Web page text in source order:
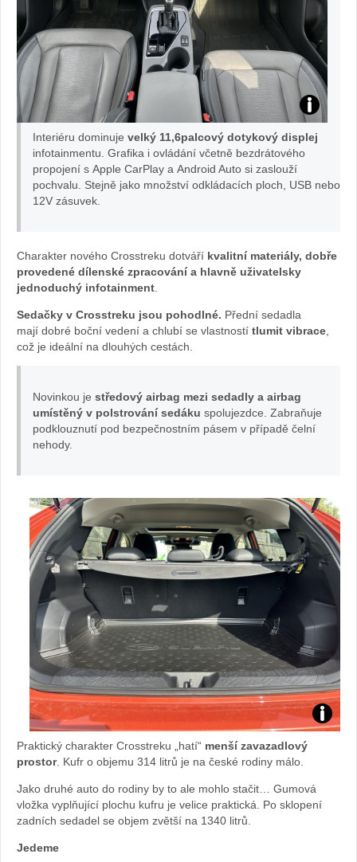
Interiér
Crosstrek:
Žena
autě.cz
Interiéru dominuje velký 11,6palcový dotykový displej
infotainmentu. Grafika i ovládání včetně bezdrátového
propojení s Apple CarPlay a Android Auto si zaslouží
pochvalu. Stejně jako množství odkládacích ploch, USB nebo
12V zásuvek.
Charakter nového Crosstreku dotváří kvalitní materiály, dobře
provedené dílenské zpracování a hlavně uživatelsky
jednoduchý infotainment
Sedačky v Crosstreku jsou pohodlné. Přední sedadla
mají dobré boční vedení a chlubí se vlastností tlumit vibrace
což je ideální na dlouhých cestách.
Novinkou je středový airbag mezi sedadly a airbag
umístěný v polstrování sedáku spolujezdce. Zabraňuje
podklouznutí pod bezpečnostním pásem v případě čelní
nehody.
TEST
Praktický charakter Crosstreku „hatí“ menší zavazadlový
prostor. Kufr o objemu 314 litrů je na české rodiny málo.
Jako druhé auto do rodiny by to ale mohlo stačit… Gumová
vložka vyplňující plochu kufru je velice praktická. Po sklopení
zadních sedadel se objem zvětší na 1340 litrů.
Jedeme